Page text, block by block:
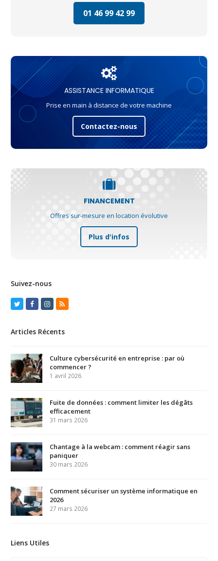
01 46 99 42 99
ASSISTANCE INFORMATIQUE
Prise en main à distance de votre machine
Contactez-nous
FINANCEMENT
Offres sur-mesure en location évolutive
Plus d'infos
Suivez-nous
TwitterFacebook
Instagram
RSS
Articles Récents
Culture cybersécurité en entreprise : par où
commencer ?
1 avril 2026
Fuite de données : comment limiter les dégâts
efficacement
31 mars 2026
Chantage à la webcam : comment réagir sans
paniquer
30 mars 2026
Comment sécuriser un système informatique en
2026
27 mars 2026
Liens Utiles